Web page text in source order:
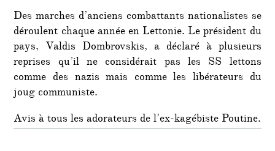
Des marches d’anciens combattants nationalistes se
déroulent chaque année en Lettonie. Le président du
pays, Valdis Dombrovskis, a déclaré à plusieurs
reprises qu’il ne considérait pas les SS lettons
comme des nazis mais comme les libérateurs du
joug communiste.
Avis à tous les adorateurs de l’ex-kagébiste Poutine.